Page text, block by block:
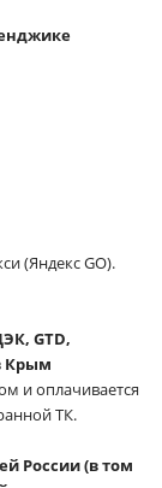
(Яндекс GO).
GTD,
Крым
и оплачивается
ТК.
России (в том